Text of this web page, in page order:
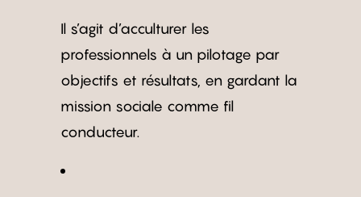
Il s’agit d’acculturer les
professionnels à un pilotage par
objectifs et résultats, en gardant la
mission sociale comme fil
conducteur.